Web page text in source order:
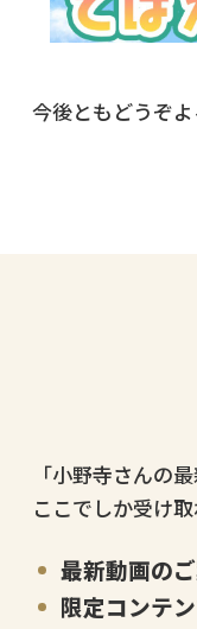
今後ともどうぞよ
「小野寺さんの
ここでしか受け
最新動画の
限定コンテ